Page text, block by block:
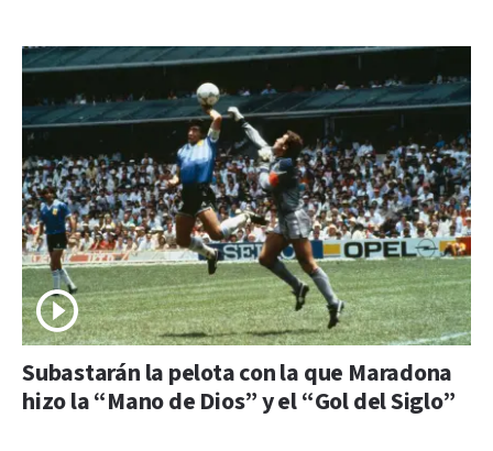
Subastarán la pelota con la que Maradona
hizo la “Mano de Dios” y el “Gol del Siglo”